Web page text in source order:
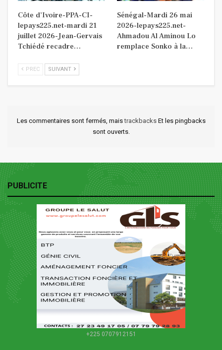
Côte d’Ivoire-PPA-CI-
lepays225.net-mardi 21
juillet 2026-Jean-Gervais
Tchiédé recadre…
Sénégal-Mardi 26 mai
2026-lepays225.net-
Ahmadou Al Aminou Lo
remplace Sonko à la…
PREC SUIVANT
Les commentaires sont fermés, maistrackbacks Et les pingbacks
sont ouverts.
PUBLICITE
+225 0707912151